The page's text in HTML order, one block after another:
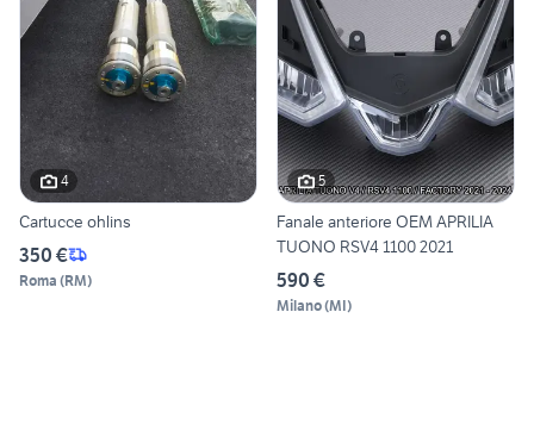
4
Cartucce ohlins
350 €
Roma (RM)
5
Fanale anteriore OEM APRILIA
TUONO RSV4 1100 2021
590 €
Milano(MI)